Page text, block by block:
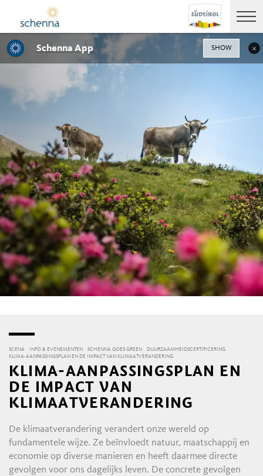
SCENA INFO & EVENEMENTEN SCHENNA GOES GREEN
DUURZAAMHEIDSCERTIFICERING
KLIMA-AANPASSINGSPLAN EN DE IMPACT VAN KLIMAATVERANDERING
KLIMA-AANPASSINGSPLAN EN
DE IMPACT VAN
KLIMAATVERANDERING
De klimaatverandering verandert onze wereld op
fundamentele wijze. Ze beïnvloedt natuur, maatschappij en
economie op diverse manieren en heeft daarmee directe
gevolgen voor ons dagelijks leven. De concrete gevolgen
Schenna App SHOW